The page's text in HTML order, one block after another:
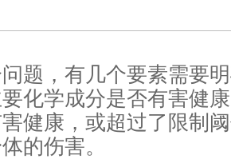
题，有几个要素需要
化学成分是否有害健
健康，或超过了限制
的伤害。